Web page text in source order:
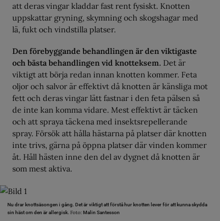
att deras vingar kladdar fast rent fysiskt. Knotten
uppskattar gryning, skymning och skogshagar med
lä, fukt och vindstilla platser.
Den förebyggande behandlingen är den viktigaste
och bästa behandlingen vid knotteksem. Det är
viktigt att börja redan innan knotten kommer. Feta
oljor och salvor är effektivt då knotten är känsliga mot
fett och deras vingar lätt fastnar i den feta pälsen så
de inte kan komma vidare. Mest effektivt är täcken
och att spraya täckena med insektsrepellerande
spray. Försök att hålla hästarna på platser där knotten
inte trivs, gärna på öppna platser där vinden kommer
åt. Håll hästen inne den del av dygnet då knotten är
som mest aktiva.
Nu drar knottsäsongen i gång. Det är viktigt att förstå hur knotten lever för att kunna skydda
sin häst om den är allergisk. Foto: Malin Santesson